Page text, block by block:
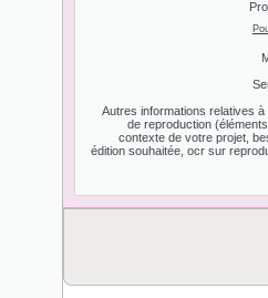
Autres informations relatives
de reproduction
contexte de votre projet,
édition souhaitée, ocr sur